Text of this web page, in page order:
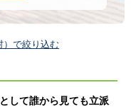
）で絞り込む
して誰から見ても立派